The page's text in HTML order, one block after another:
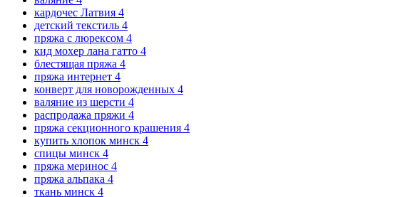
кардочес Латвия 4
детский текстиль 4
пряжа с люрексом 4
кид мохер лана гатто 4
блестящая пряжа 4
пряжа интернет 4
конверт для новорожденных 4
валяние из шерсти 4
распродажа пряжи 4
пряжа секционного крашения 4
купить хлопок минск 4
спицы минск 4
пряжа меринос 4
пряжа альпака 4
ткань минск 4